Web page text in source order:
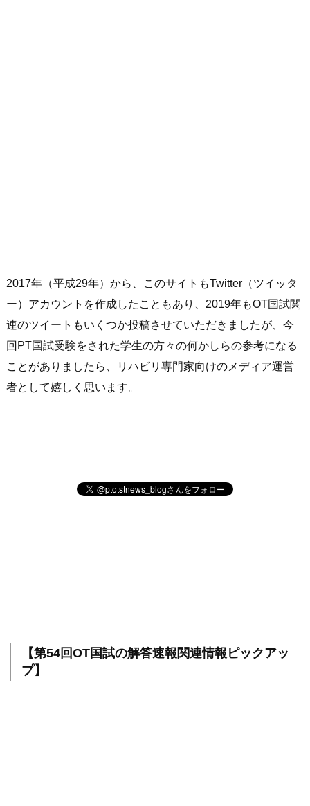
2017年（平成29年）から、このサイトもTwitter（ツイッタ
ー）アカウントを作成したこともあり、2019年もOT国試関
連のツイートもいくつか投稿させていただきましたが、今
回PT国試受験をされた学生の方々の何かしらの参考になる
ことがありましたら、リハビリ専門家向けのメディア運営
者として嬉しく思います。
【第54回OT国試の解答速報関連情報ピックアッ
プ】